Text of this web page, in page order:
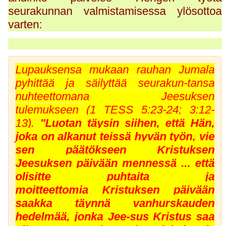
seurakunnan valmistamisessa ylösottoa
varten:
Lupauksensa mukaan rauhan Jumala
pyhittää ja säilyttää seurakun-tansa
nuhteettomana Jeesuksen
tulemukseen
(1 TESS 5:23-24; 3:12-
13).
"Luotan täysin siihen, että Hän,
joka on alkanut teissä hyvän työn, vie
sen päätökseen Kristuksen
Jeesuksen päivään mennessä ... että
olisitte puhtaita ja
moitteettomia Kristuksen päivään
saakka täynnä vanhurskauden
hedelmää, jonka Jee-sus Kristus saa